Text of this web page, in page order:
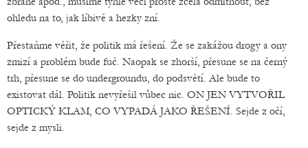
ohledu na to, jak líbivě a hezky zní.
Přestaňme věřit, že politik má řešení. Že se zakážou drogy a ony
zmizí a problém bude fuč. Naopak se zhorší, přesune se na černý
trh, přesune se do undergroundu, do podsvětí. Ale bude to
existovat dál. Politik nevyřešil vůbec nic. ON JEN VYTVOŘIL
OPTICKÝ KLAM, CO VYPADÁ JAKO ŘEŠENÍ. Sejde z očí,
sejde z mysli.